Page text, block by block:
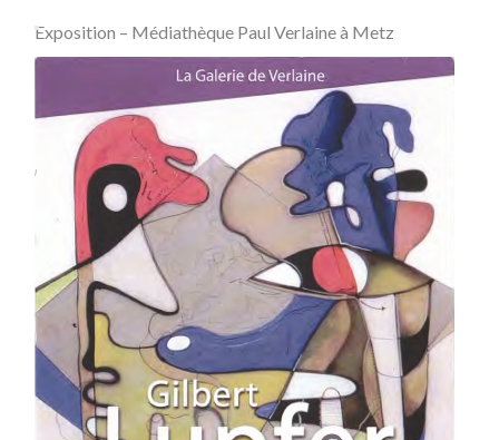
Exposition – Médiathèque Paul Verlaine à Metz